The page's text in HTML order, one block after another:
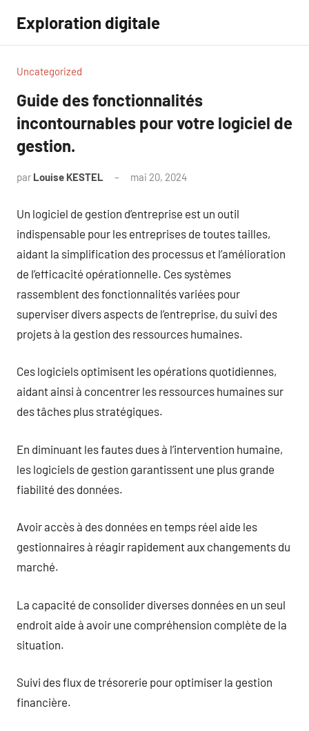
contenu
Exploration digitale
Uncategorized
Guide des fonctionnalités
incontournables pour votre logiciel de
gestion.
par Louise KESTEL mai 20, 2024
Un logiciel de gestion d’entreprise est un outil
indispensable pour les entreprises de toutes tailles,
aidant la simplification des processus et l’amélioration
de l’efficacité opérationnelle. Ces systèmes
rassemblent des fonctionnalités variées pour
superviser divers aspects de l’entreprise, du suivi des
projets à la gestion des ressources humaines.
Ces logiciels optimisent les opérations quotidiennes,
aidant ainsi à concentrer les ressources humaines sur
des tâches plus stratégiques.
En diminuant les fautes dues à l’intervention humaine,
les logiciels de gestion garantissent une plus grande
fiabilité des données.
Avoir accès à des données en temps réel aide les
gestionnaires à réagir rapidement aux changements du
marché.
La capacité de consolider diverses données en un seul
endroit aide à avoir une compréhension complète de la
situation.
Suivi des flux de trésorerie pour optimiser la gestion
financière.